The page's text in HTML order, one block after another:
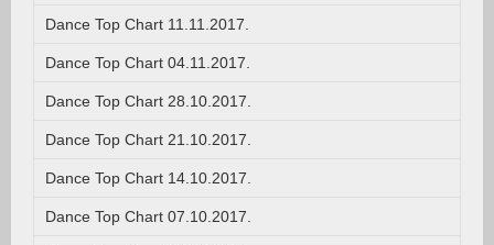
Dance Top Chart 11.11.2017.
Dance Top Chart 04.11.2017.
Dance Top Chart 28.10.2017.
Dance Top Chart 21.10.2017.
Dance Top Chart 14.10.2017.
Dance Top Chart 07.10.2017.